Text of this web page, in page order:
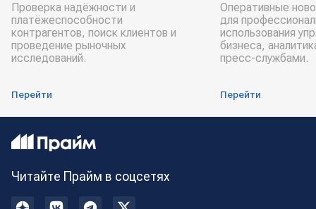
Проверка надёжности и
платёжеспособности
контрагентов, поиск клиентов и
проведение рыночных
исследований.
Перейти
Оперативные
для
использования
бизнеса,
пресс-службами.
Перейти
Читайте Прайм в соцсетях